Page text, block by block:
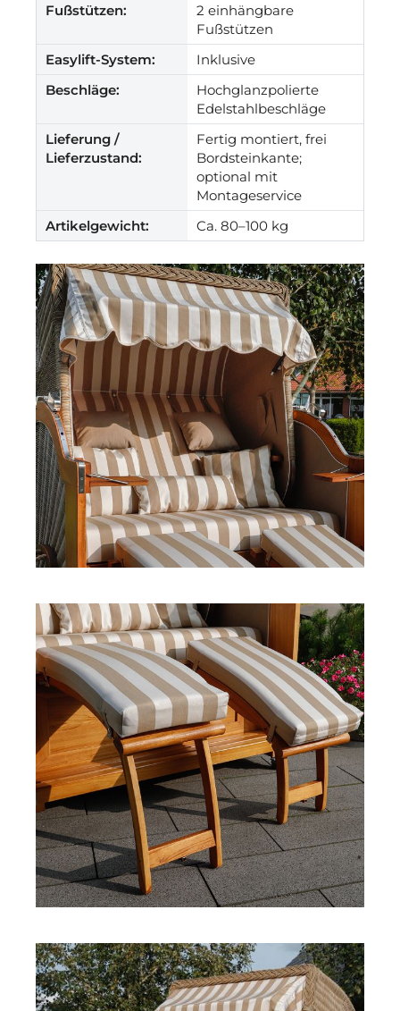
Fußstützen:
2 einhängbare
Fußstützen
Easylift-System:
Inklusive
Beschläge:
Hochglanzpolierte
Edelstahlbeschläge
Lieferung /
Lieferzustand:
Fertig montiert, frei
Bordsteinkante;
optional mit
Montageservice
Artikelgewicht:
Ca. 80–100 kg